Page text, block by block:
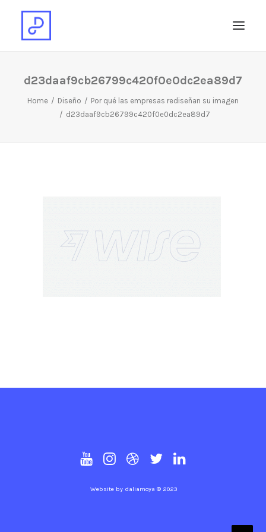
d23daaf9cb26799c420f0e0dc2ea89d7
Home Diseño
Por qué las empresas rediseñan su imagen
d23daaf9cb26799c420f0e0dc2ea89d7
Website by daliamoya © 2023